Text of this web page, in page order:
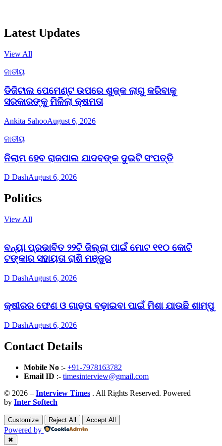
Latest Updates
View All
ଜାତୀୟ
ଡିଜିଟାଲ ପେମେଣ୍ଟ ଉପରେ ଶୁଳ୍କ ଲାଗୁ କରିବାକୁ
ସରକାରଙ୍କୁ ମିଳିଲା କ୍ଷମତା
Ankita SahooAugust 6, 2026
ଜାତୀୟ
ନିଲାମ ହେବ ରାଜପାଲ ଯାଦବଙ୍କ ଦୁଇଟି ସଂପତ୍ତି
D DashAugust 6, 2026
Politics
View All
ବନ୍ୟା ପ୍ରଭାବିତ ୨୨ଟି ଜିଲ୍ଲା ପାଇଁ ମୋଟ ୧୧୦ କୋଟି
ଟଙ୍କାର ସହାୟତା ରାଶି ମଞ୍ଜୁର
D DashAugust 6, 2026
କ୍ଷୀରର ଫେଣ ଓ ଗାଢ଼ତା ବଢ଼ାଇବା ପାଇଁ ମିଶା ଯାଉଛି ଶାମ୍ପୁ
D DashAugust 6, 2026
Contact Details
Mobile No :- +91-7978163782
Email ID :- timesinterview@gmail.com
© 2026 – Interview Times . All Rights Reserved. Powered
by Inter Softech
Customize Reject All Accept All
Powered by
✖